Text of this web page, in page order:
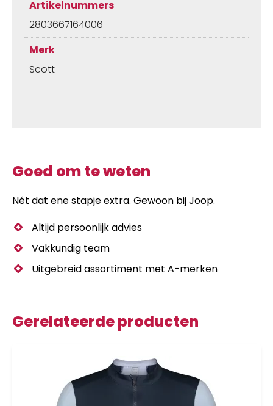
Artikelnummers
2803667164006
Merk
Scott
Goed om te weten
Nét dat ene stapje extra. Gewoon bij Joop.
Altijd persoonlijk advies
Vakkundig team
Uitgebreid assortiment met A-merken
Gerelateerde producten